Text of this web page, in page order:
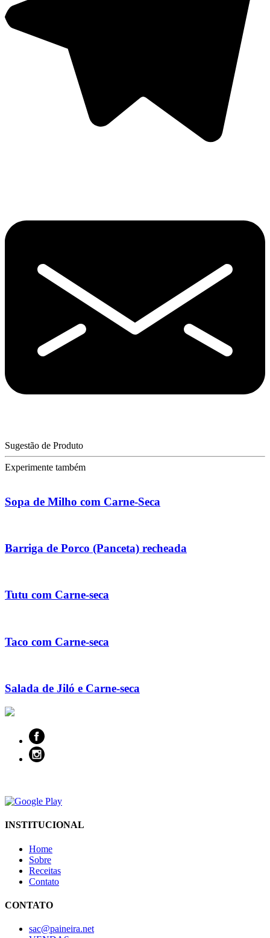
Sugestão de Produto
Experimente também
Sopa de Milho com Carne-Seca
Barriga de Porco (Panceta) recheada
Tutu com Carne-seca
Taco com Carne-seca
Salada de Jiló e Carne-seca
INSTITUCIONAL
Home
Sobre
Receitas
Contato
CONTATO
sac@paineira.net